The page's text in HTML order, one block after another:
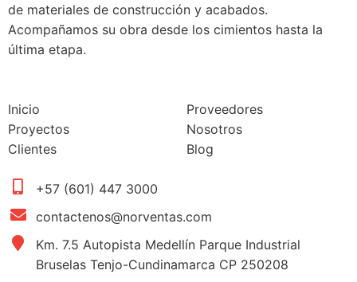
de materiales de construcción y acabados.
Acompañamos su obra desde los cimientos hasta la
última etapa.
Inicio
Proyectos
Clientes
Proveedores
Nosotros
Blog
+57 (601) 447 3000
contactenos@norventas.com
Km. 7.5 Autopista Medellín Parque Industrial
Bruselas Tenjo-Cundinamarca CP 250208